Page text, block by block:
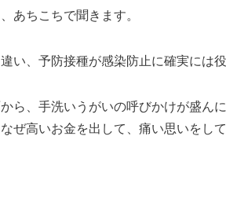
あちこちで聞きます。
い、予防接種が感染防止に確実には
ら、手洗いうがいの呼びかけが盛ん
ぜ高いお金を出して、痛い思いをし